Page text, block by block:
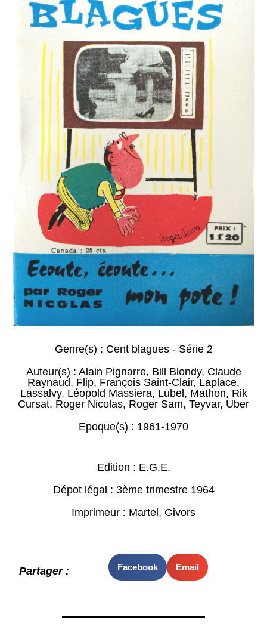
Genre(s) : Cent blagues - Série 2
Auteur(s) : Alain Pignarre, Bill Blondy, Claude
Raynaud, Flip, François Saint-Clair, Laplace,
Lassalvy, Léopold Massiera, Lubel , Mathon, Rik
Cursat, Roger Nicolas, Roger Sam, Teyvar, Uber
Epoque(s) : 1961-1970
Edition : E.G.E.
Dépot légal : 3ème trimestre 1964
Imprimeur : Martel, Givors
Partager : Facebook Email